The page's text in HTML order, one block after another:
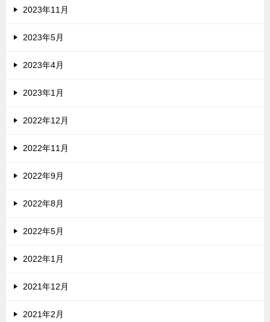
2023年11月
2023年5月
2023年4月
2023年1月
2022年12月
2022年11月
2022年9月
2022年8月
2022年5月
2022年1月
2021年12月
2021年2月